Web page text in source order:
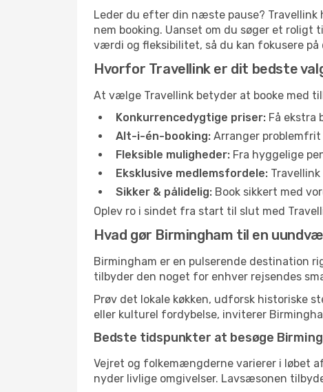
Leder du efter din næste pause?
nem booking. Uanset om du søger et
værdi og fleksibilitet, så du kan fokusere
Hvorfor Travellink er dit bedste
At vælge Travellink betyder at booke med
Konkurrencedygtige priser: Få ekstra
Alt-i-én-booking: Arranger problemfrit
Fleksible muligheder: Fra hyggelige
Eksklusive medlemsfordele:
Sikker & pålidelig: Book sikkert med
Oplev ro i sindet fra start til slut med
Hvad gør Birmingham til en
Birmingham er en pulserende destination
tilbyder den noget for enhver rejsendes
Prøv det lokale køkken, udforsk historiske
eller kulturel fordybelse, inviterer
Bedste tidspunkter at besøge
Vejret og folkemængderne varierer i løbet
nyder livlige omgivelser. Lavsæsonen